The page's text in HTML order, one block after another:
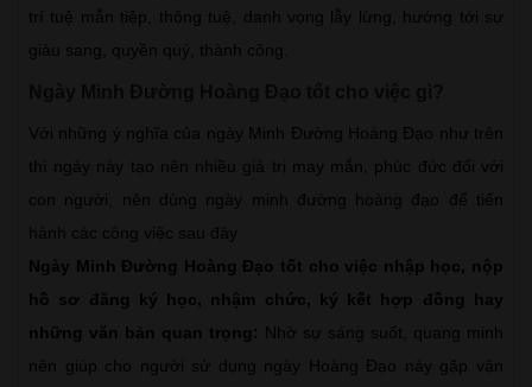
trí tuệ mẫn tiệp, thông tuệ, danh vọng lẫy lừng, hướng tới sự
giàu sang, quyền quý, thành công.
Với những ý nghĩa của ngày Minh Đường Hoàng Đạo như trên
thì ngày này tạo nên nhiều giá trị may mắn, phúc đức đối với
con người, nên dùng ngày minh đường hoàng đạo để tiến
hành các công việc sau đây
Ngày Minh Đường Hoàng Đạo tốt cho việc nhập học, nộp
hồ sơ đăng ký học, nhậm chức, ký kết hợp đồng hay
những văn bản quan trọng:
Nhờ sự sáng suốt, quang minh
nên giúp cho người sử dụng ngày Hoàng Đạo này gặp vận